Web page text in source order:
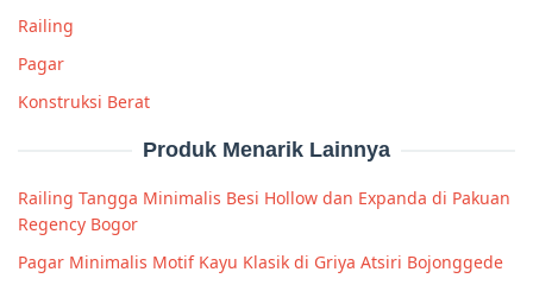
Railing
Pagar
Konstruksi Berat
Produk Menarik Lainnya
Railing Tangga Minimalis Besi Hollow dan Expanda di Pakuan
Regency Bogor
Pagar Minimalis Motif Kayu Klasik di Griya Atsiri Bojonggede